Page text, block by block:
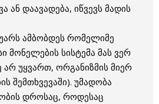
ან დაავადება, იწვევს მადის
ამბობდეს რომელიმე
მონელების სისტემა მას ვერ
არ უყვართ, ორგანიზმის მიერ
შემთხვევაში). უმადობა
დროსაც, როდესაც